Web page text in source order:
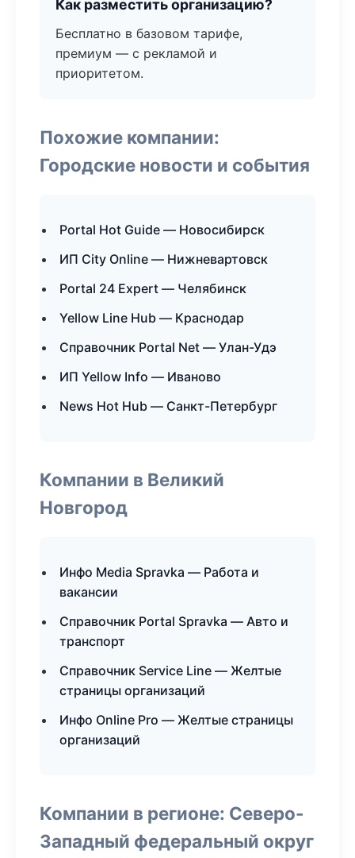
Как разместить организацию?
Бесплатно в базовом тарифе,
премиум — с рекламой и
приоритетом.
Похожие компании:
Городские новости и события
Portal Hot Guide — Новосибирск
ИП City Online — Нижневартовск
Portal 24 Expert — Челябинск
Yellow Line Hub — Краснодар
Справочник Portal Net — Улан-Удэ
ИП Yellow Info — Иваново
News Hot Hub — Санкт-Петербург
Компании в Великий
Новгород
Инфо Media Spravka — Работа и
вакансии
Справочник Portal Spravka — Авто и
транспорт
Справочник Service Line — Желтые
страницы организаций
Инфо Online Pro — Желтые страницы
организаций
Компании в регионе: Северо-
Западный федеральный округ